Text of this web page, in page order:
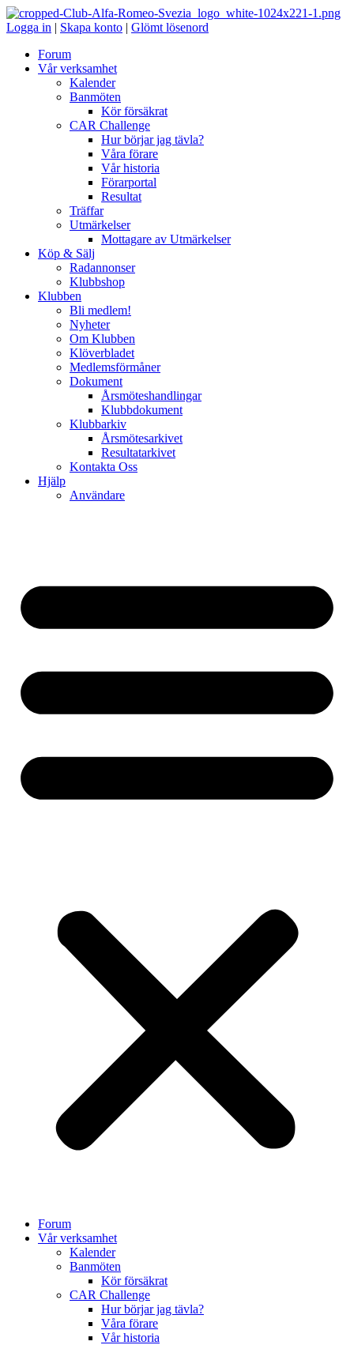
Logga in | Skapa konto | Glömt lösenord
Forum
Vår verksamhet
Kalender
Banmöten
Kör försäkrat
CAR Challenge
Hur börjar jag tävla?
Våra förare
Vår historia
Förarportal
Resultat
Träffar
Utmärkelser
Mottagare av Utmärkelser
Köp & Sälj
Radannonser
Klubbshop
Klubben
Bli medlem!
Nyheter
Om Klubben
Klöverbladet
Medlemsförmåner
Dokument
Årsmöteshandlingar
Klubbdokument
Klubbarkiv
Årsmötesarkivet
Resultatarkivet
Kontakta Oss
Hjälp
Användare
Forum
Vår verksamhet
Kalender
Banmöten
Kör försäkrat
CAR Challenge
Hur börjar jag tävla?
Våra förare
Vår historia